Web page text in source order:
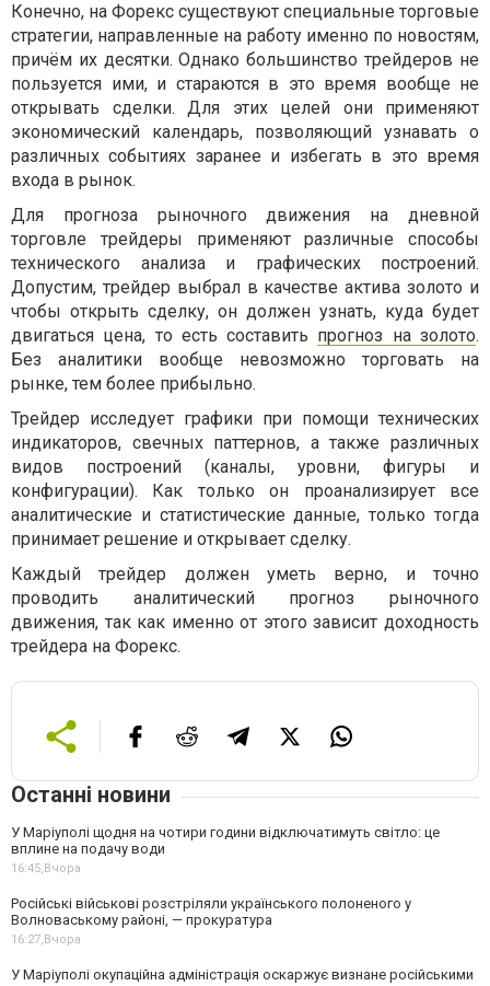
Конечно, на Форекс существуют специальные торговые
стратегии, направленные на работу именно по новостям,
причём их десятки. Однако большинство трейдеров не
пользуется ими, и стараются в это время вообще не
открывать сделки. Для этих целей они применяют
экономический календарь, позволяющий узнавать о
различных событиях заранее и избегать в это время
входа в рынок.
Для прогноза рыночного движения на дневной
торговле трейдеры применяют различные способы
технического анализа и графических построений.
Допустим, трейдер выбрал в качестве актива золото и
чтобы открыть сделку, он должен узнать, куда будет
двигаться цена, то есть составить прогноз на золото.
Без аналитики вообще невозможно торговать на
рынке, тем более прибыльно.
Трейдер исследует графики при помощи технических
индикаторов, свечных паттернов, а также различных
видов построений (каналы, уровни, фигуры и
конфигурации). Как только он проанализирует все
аналитические и статистические данные, только тогда
принимает решение и открывает сделку.
Каждый трейдер должен уметь верно, и точно
проводить аналитический прогноз рыночного
движения, так как именно от этого зависит доходность
трейдера на Форекс.
Останні новини
У Маріуполі щодня на чотири години відключатимуть світло: це
вплине на подачу води
16:45, Вчора
Російські військові розстріляли українського полоненого у
Волноваському районі, — прокуратура
16:27, Вчора
У Маріуполі окупаційна адміністрація оскаржує визнане російськими